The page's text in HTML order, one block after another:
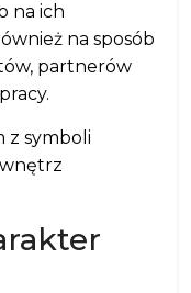
na ich
na sposób
partnerów
z symboli